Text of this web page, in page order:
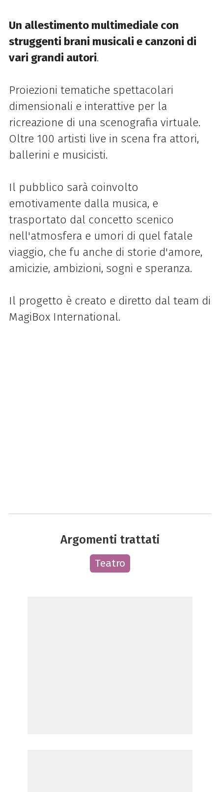
Un allestimento multimediale con
struggenti brani musicali e canzoni di
vari grandi autori.
Proiezioni tematiche spettacolari
dimensionali e interattive per la
ricreazione di una scenografia virtuale.
Oltre 100 artisti live in scena fra attori,
ballerini e musicisti.
Il pubblico sarà coinvolto
emotivamente dalla musica, e
trasportato dal concetto scenico
nell'atmosfera e umori di quel fatale
viaggio, che fu anche di storie d'amore,
amicizie, ambizioni, sogni e speranza.
Il progetto è creato e diretto dal team di
MagiBox International.
Argomenti trattati
Teatro